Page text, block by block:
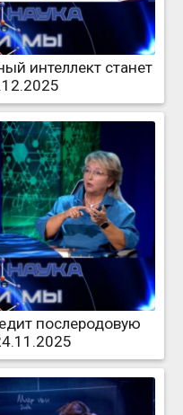
интеллект станет
послеродовую